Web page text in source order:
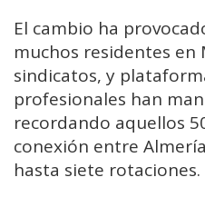
El cambio ha
muchos residentes en
sindicatos, y
profesionales han
recordando aquellos
conexión entre
hasta siete rotaciones.